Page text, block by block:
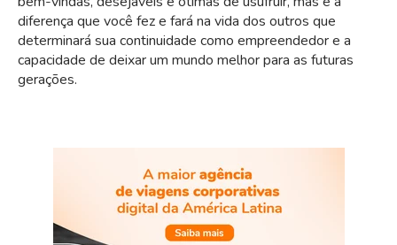
diferença que você fez e fará na vida dos outros que
determinará sua continuidade como empreendedor e a
capacidade de deixar um mundo melhor para as futuras
gerações.